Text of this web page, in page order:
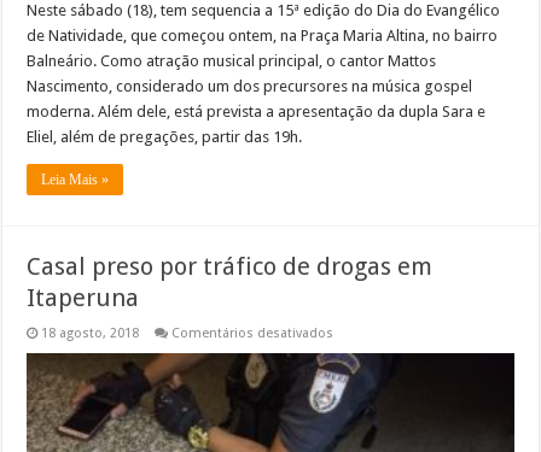
Neste sábado (18), tem sequencia a 15ª edição do Dia do Evangélico
de Natividade, que começou ontem, na Praça Maria Altina, no bairro
Balneário. Como atração musical principal, o cantor Mattos
Nascimento, considerado um dos precursores na música gospel
moderna. Além dele, está prevista a apresentação da dupla Sara e
Eliel, além de pregações, partir das 19h.
Leia Mais »
Casal preso por tráfico de drogas em
Itaperuna
18 agosto, 2018 Comentários desativados
preso
por
tráfico
de
drogas
em